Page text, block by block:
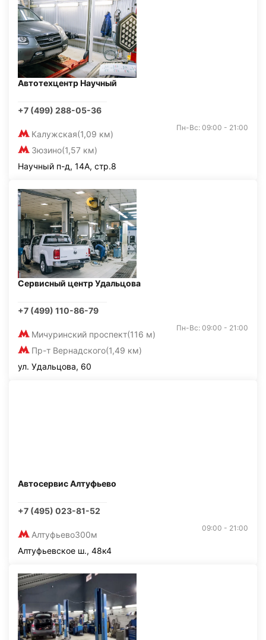
Автотехцентр Научный
+7 (499) 288-05-36
Калужская(1,09 км)
Зюзино(1,57 км)
Пн-Вс: 09:00 - 21:00
Научный п-д, 14А, стр.8
Сервисный центр Удальцова
+7 (499) 110-86-79
Мичуринский проспект(116 м)
Пр-т Вернадского(1,49 км)
Пн-Вс: 09:00 - 21:00
ул. Удальцова, 60
Автосервис Алтуфьево
+7 (495) 023-81-52
Алтуфьево300м
09:00 - 21:00
Алтуфьевское ш., 48к4